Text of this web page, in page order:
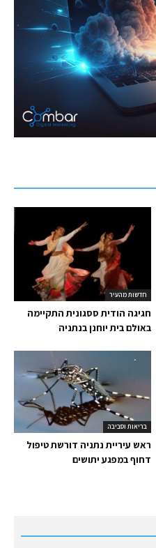
חדשות מהעיר
חגיגה הודית ססגונית התקיימה
באולם בית יוחנן בנתניה
בריאות וסביבה
ראש עיריית נתניה דורשת טיפול
דחוף במפגע יתושים